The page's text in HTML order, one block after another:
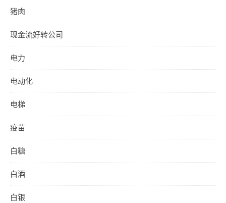
猪肉
现金流好转公司
电力
电动化
电梯
疫苗
白糖
白酒
白银